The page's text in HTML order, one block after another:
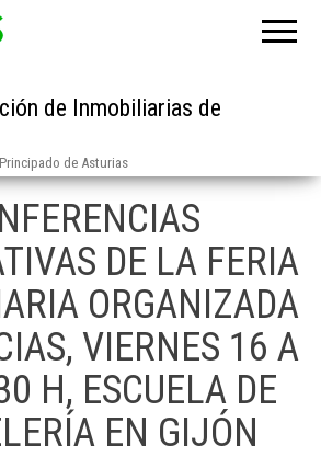
de Inmobiliarias de
de Asturias
DE LA FERIA
ORGANIZADA
VIERNES 16 A
H, ESCUELA DE
EN GIJÓN